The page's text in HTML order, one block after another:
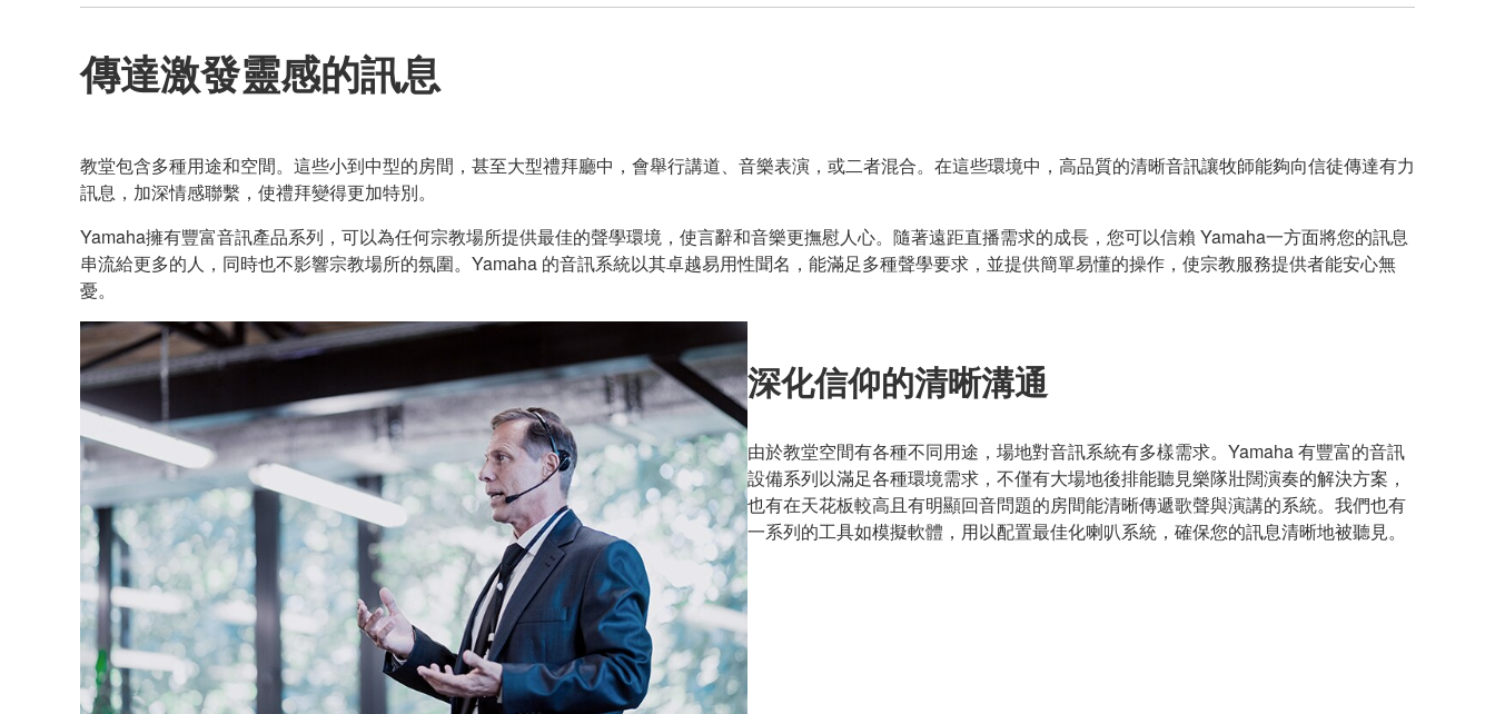
傳達激發靈感的訊息
教堂包含多種用途和空間。這些小到中型的房間，甚至大型禮拜廳中，會舉行講道、音樂表演，或二者混合。在這些環境中，高品質的清晰音訊讓牧師能夠向信徒傳達有力
訊息，加深情感聯繫，使禮拜變得更加特別。
Yamaha擁有豐富音訊產品系列，可以為任何宗教場所提供最佳的聲學環境，使言辭和音樂更撫慰人心。隨著遠距直播需求的成長，您可以信賴 Yamaha一方面將您的訊息
串流給更多的人，同時也不影響宗教場所的氛圍。Yamaha 的音訊系統以其卓越易用性聞名，能滿足多種聲學要求，並提供簡單易懂的操作，使宗教服務提供者能安心無
憂。
深化信仰的清晰溝通
由於教堂空間有各種不同用途，場地對音訊系統有多樣需求。Yamaha 有豐富的音訊
設備系列以滿足各種環境需求，不僅有大場地後排能聽見樂隊壯闊演奏的解決方案，
也有在天花板較高且有明顯回音問題的房間能清晰傳遞歌聲與演講的系統。我們也有
一系列的工具如模擬軟體，用以配置最佳化喇叭系統，確保您的訊息清晰地被聽見。